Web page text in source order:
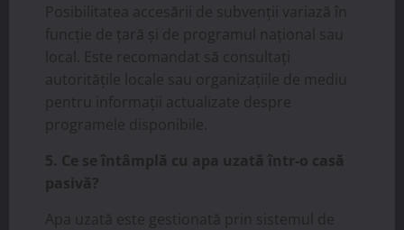
Posibilitatea accesării de subvenții variază în
funcție de țară și de programul național sau
local. Este recomandat să consultați
autoritățile locale sau organizațiile de mediu
pentru informații actualizate despre
programele disponibile.
5. Ce se întâmplă cu apa uzată într-o casă
pasivă?
Apa uzată este gestionată prin sistemul de